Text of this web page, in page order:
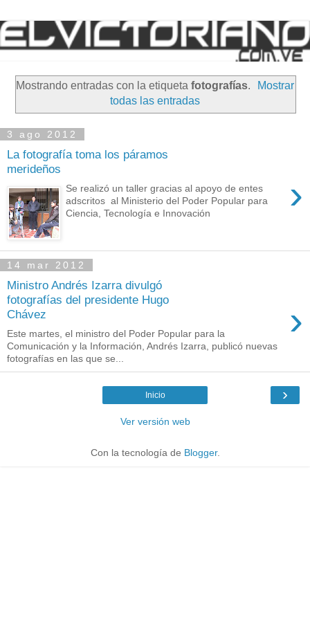
Mostrando entradas con la etiqueta fotografías.
Mostrar
todas las entradas
3 ago 2012
La fotografía toma los páramos
merideños
›
Se realizó un taller gracias al apoyo de entes
adscritos al Ministerio del Poder Popular para
Ciencia, Tecnología e Innovación
14 mar 2012
Ministro Andrés Izarra divulgó
fotografías del presidente Hugo
Chávez
›
Este martes, el ministro del Poder Popular para la
Comunicación y la Información, Andrés Izarra, publicó nuevas
fotografías en las que se...
›
Inicio
Ver versión web
Con la tecnología de Blogger.